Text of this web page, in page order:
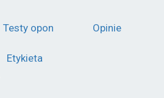
Testy opon Opinie
Etykieta